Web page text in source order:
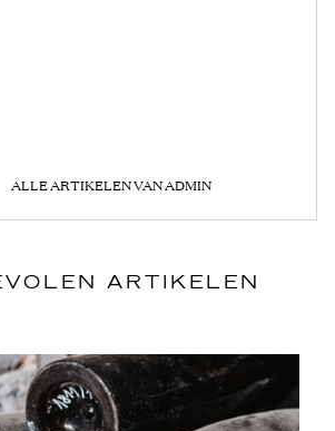
ALLE ARTIKELEN VAN ADMIN
ARTIKELEN